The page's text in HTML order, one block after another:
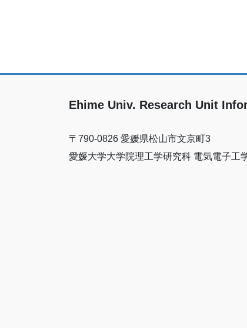
Ehime Univ. Research Unit
〒790-0826 愛媛県松山市文京町3
愛媛大学大学院理工学研究科 電気電子工